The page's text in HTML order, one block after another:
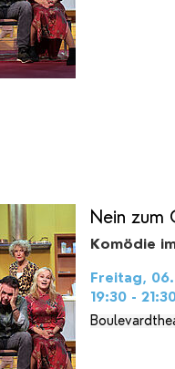
Nein zum
Komödie
Freitag, 06.
19:30 -